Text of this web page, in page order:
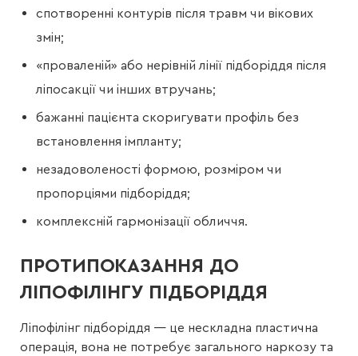
спотворенні контурів після травм чи вікових
змін;
«проваленій» або нерівній лінії підборіддя після
ліпосакції чи інших втручань;
бажанні пацієнта скоригувати профіль без
встановлення імпланту;
незадоволеності формою, розміром чи
пропорціями підборіддя;
комплексній гармонізації обличчя.
ПРОТИПОКАЗАННЯ ДО
ЛІПОФІЛІНГУ ПІДБОРІДДЯ
Ліпофілінг підборіддя — це нескладна пластична
операція, вона не потребує загального наркозу та